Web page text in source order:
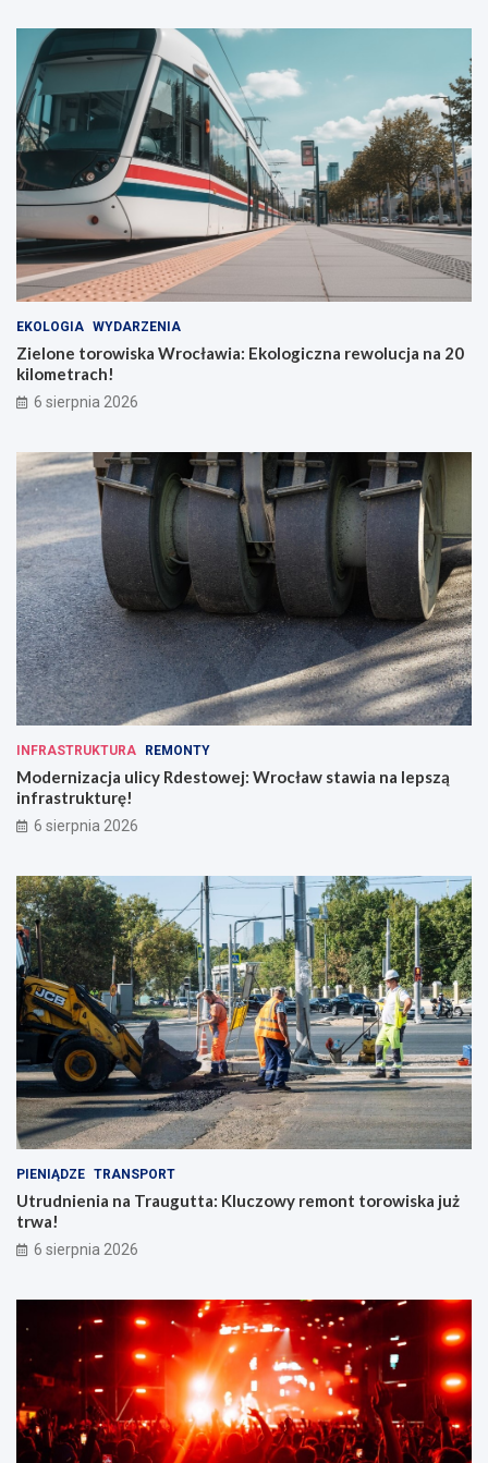
EKOLOGIA WYDARZENIA
Zielone torowiska Wrocławia: Ekologiczna rewolucja na 20
kilometrach!
6 sierpnia 2026
INFRASTRUKTURA REMONTY
Modernizacja ulicy Rdestowej: Wrocław stawia na lepszą
infrastrukturę!
6 sierpnia 2026
PIENIĄDZE TRANSPORT
Utrudnienia na Traugutta: Kluczowy remont torowiska już
trwa!
6 sierpnia 2026